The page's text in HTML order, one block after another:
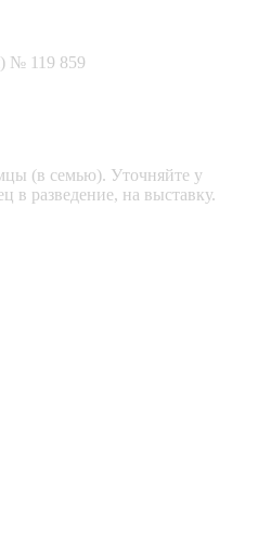
№ 119 859
(в семью). Уточняйте у
в разведение, на выставку.